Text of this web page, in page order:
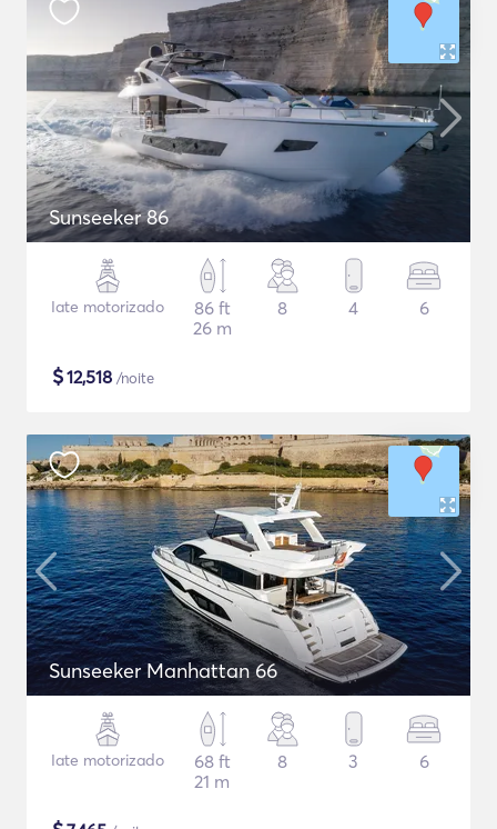
Sunseeker 86
Iate motorizado
86 ft
26 m
8 4 6
$12,518 /noite
Sunseeker Manhattan 66
Iate motorizado
68 ft
21 m
8 3 6